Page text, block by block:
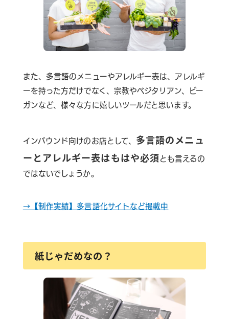
また、多言語のメニューやアレルギー表は、アレルギ
ーを持った方だけでなく、宗教やベジタリアン、ビー
ガンなど、様々な方に嬉しいツールだと思います。
インバウンド向けのお店として、 多言語のメニュ
ーとアレルギー表はもはや必須 とも言えるの
ではないでしょうか。
→【制作実績】多言語化サイトなど掲載中
紙じゃだめなの？